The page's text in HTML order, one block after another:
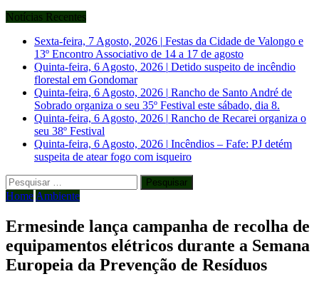
Notícias Recentes
Sexta-feira, 7 Agosto, 2026 | Festas da Cidade de Valongo e
13º Encontro Associativo de 14 a 17 de agosto
Quinta-feira, 6 Agosto, 2026 | Detido suspeito de incêndio
florestal em Gondomar
Quinta-feira, 6 Agosto, 2026 | Rancho de Santo André de
Sobrado organiza o seu 35º Festival este sábado, dia 8.
Quinta-feira, 6 Agosto, 2026 | Rancho de Recarei organiza o
seu 38º Festival
Quinta-feira, 6 Agosto, 2026 | Incêndios – Fafe: PJ detém
suspeita de atear fogo com isqueiro
Pesquisar
por:
HomeAmbiente
Ermesinde lança campanha de recolha de
equipamentos elétricos durante a Semana
Europeia da Prevenção de Resíduos